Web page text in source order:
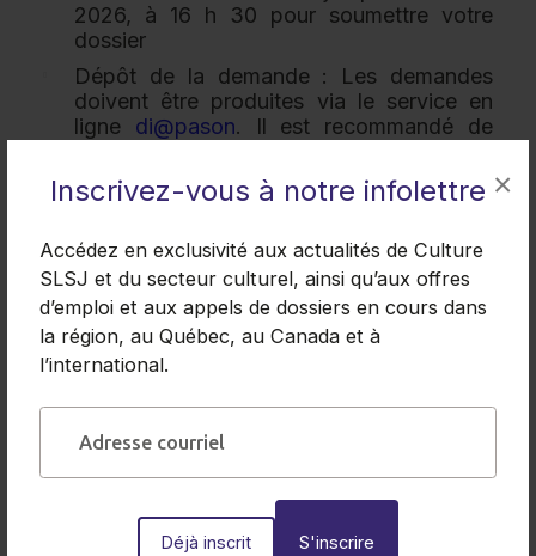
Inscrivez-vous à notre infolettre
Accédez en exclusivité aux actualités de Culture
SLSJ et du secteur culturel, ainsi qu’aux offres
d’emploi et aux appels de dossiers en cours dans
la région, au Québec, au Canada et à
l’international.
Déjà inscrit
×
2026, à 16 h 30 pour soumettre votre
dossier
Dépôt de la demande : Les demandes
doivent être produites via le service en
ligne di@pason. Il est recommandé de
semaine avant la date limite.
vous pouvez contacter la Direction des
politiques, de la prospective et de la main-
d'œuvre à l'adresse :appeldeprojets-
statutdelartiste@mcc.gouv.qc.ca